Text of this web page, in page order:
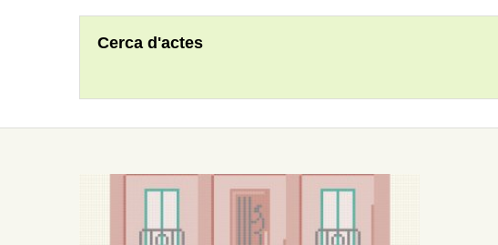
Cerca d'actes